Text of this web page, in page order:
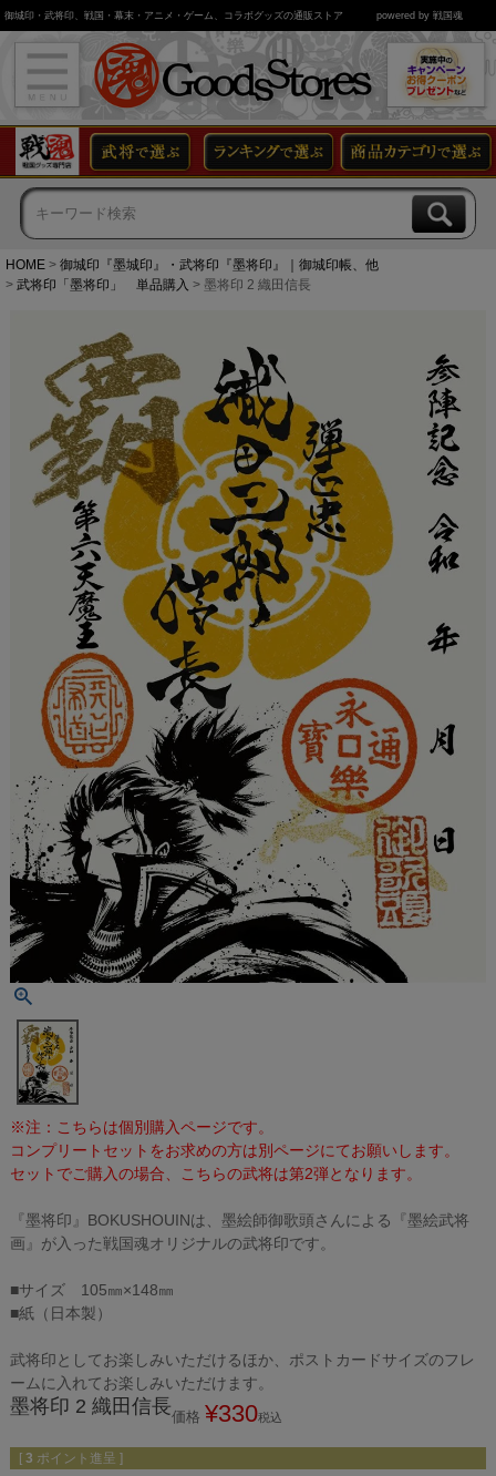
御城印・武将印、戦国・幕末・アニメ・ゲーム、コラボグッズの通販ストア powered by 戦国魂
HOME
御城印『墨城印』・武将印『墨将印』｜御城印帳、他
武将印「墨将印」 単品購入
墨将印 2 織田信長
※注：こちらは個別購入ページです。
コンプリートセットをお求めの方は別ページにてお願いします。
セットでご購入の場合、こちらの武将は第2弾となります。
『墨将印』BOKUSHOUINは、墨絵師御歌頭さんによる『墨絵武将
画』が入った戦国魂オリジナルの武将印です。
■サイズ 105㎜×148㎜
■紙（日本製）
武将印としてお楽しみいただけるほか、ポストカードサイズのフレ
ームに入れてお楽しみいただけます。
墨将印 2 織田信長価格 ¥330税込
[ 3 ポイント進呈 ]